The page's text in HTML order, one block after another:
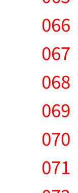
066
067
068
069
070
071